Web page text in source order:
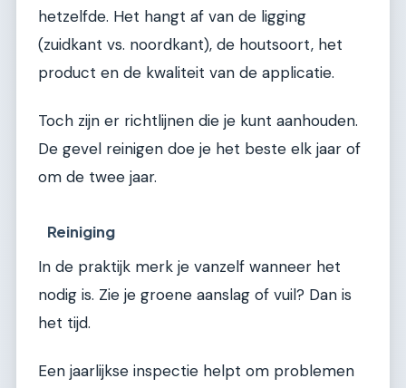
hetzelfde. Het hangt af van de ligging
(zuidkant vs. noordkant), de houtsoort, het
product en de kwaliteit van de applicatie.
Toch zijn er richtlijnen die je kunt aanhouden.
De gevel reinigen doe je het beste elk jaar of
om de twee jaar.
Reiniging
In de praktijk merk je vanzelf wanneer het
nodig is. Zie je groene aanslag of vuil? Dan is
het tijd.
Een jaarlijkse inspectie helpt om problemen